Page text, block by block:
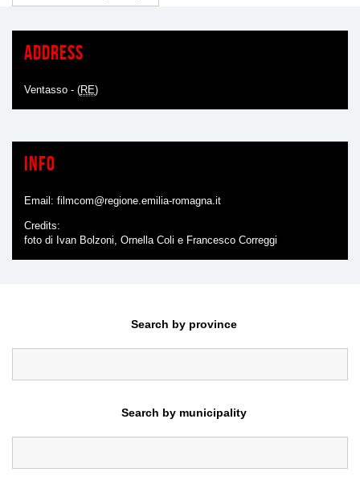
Address
Ventasso - (RE)
Info
Email: filmcom@regione.emilia-romagna.it
Credits
foto di Ivan Bolzoni, Ornella Coli e Francesco Correggi
Search by province
Search by municipality